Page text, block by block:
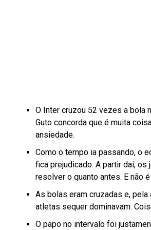
O Inter cruzou 52 vezes a bola
Guto concorda que é muita
ansiedade.
Como o tempo ia passando, o
fica prejudicado. A partir daí, os
resolver o quanto antes. E não
As bolas eram cruzadas e, pela
atletas sequer dominavam.
O papo no intervalo foi